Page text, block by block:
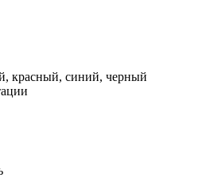
красный, синий, черный